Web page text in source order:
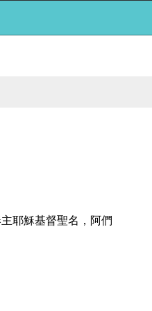
耶穌基督聖名，阿們